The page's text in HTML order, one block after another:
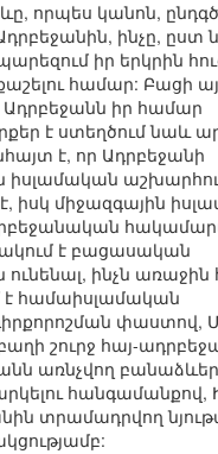
որպես կանոն,
ինչը, ըստ
իր երկրին
համար: Բացի
իր համար
է ստեղծում նաև
է, որ Ադրբեջանի
իսլամական
իսկ միջազգային
է բացասական
ունենալ, ինչն առաջին
համաիսլամական
փաստով,
շուրջ հայ-
առնչվող
հանգամանքով,
տրամադրվող